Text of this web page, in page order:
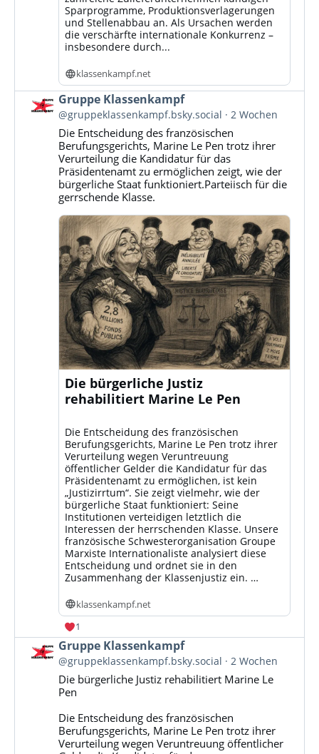
Sparprogramme, Produktionsverlagerungen
und Stellenabbau an. Als Ursachen werden
die verschärfte internationale Konkurrenz –
insbesondere durch...
klassenkampf.net
Beitrag
von
Gruppe
Klassenkampf
Bluesky
ansehen
Gruppe Klassenkampf
@gruppeklassenkampf.bsky.social 2 Wochen
Die Entscheidung des französischen
Berufungsgerichts, Marine Le Pen trotz ihrer
Verurteilung die Kandidatur für das
Präsidentenamt zu ermöglichen zeigt, wie der
bürgerliche Staat funktioniert.Parteiisch für die
gerrschende Klasse.
Die bürgerliche Justiz
rehabilitiert Marine Le Pen
Die Entscheidung des französischen
Berufungsgerichts, Marine Le Pen trotz ihrer
Verurteilung wegen Veruntreuung
öffentlicher Gelder die Kandidatur für das
Präsidentenamt zu ermöglichen, ist kein
„Justizirrtum“. Sie zeigt vielmehr, wie der
bürgerliche Staat funktioniert: Seine
Institutionen verteidigen letztlich die
Interessen der herrschenden Klasse. Unsere
französische Schwesterorganisation Groupe
Marxiste Internationaliste analysiert diese
Entscheidung und ordnet sie in den
Zusammenhang der Klassenjustiz ein. …
klassenkampf.net
1
Beitrag
von
Gruppe
Klassenkampf
Bluesky
ansehen
Gruppe Klassenkampf
@gruppeklassenkampf.bsky.social 2 Wochen
Die bürgerliche Justiz rehabilitiert Marine Le
Pen
Die Entscheidung des französischen
Berufungsgerichts, Marine Le Pen trotz ihrer
Verurteilung wegen Veruntreuung öffentlicher